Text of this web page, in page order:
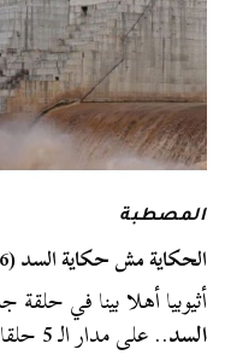
المصطبة
الحكاية مش حكاية السد (06) .. أثيوبيا بين تأسيسين
أثيوبيا أهلا بينا في
السد